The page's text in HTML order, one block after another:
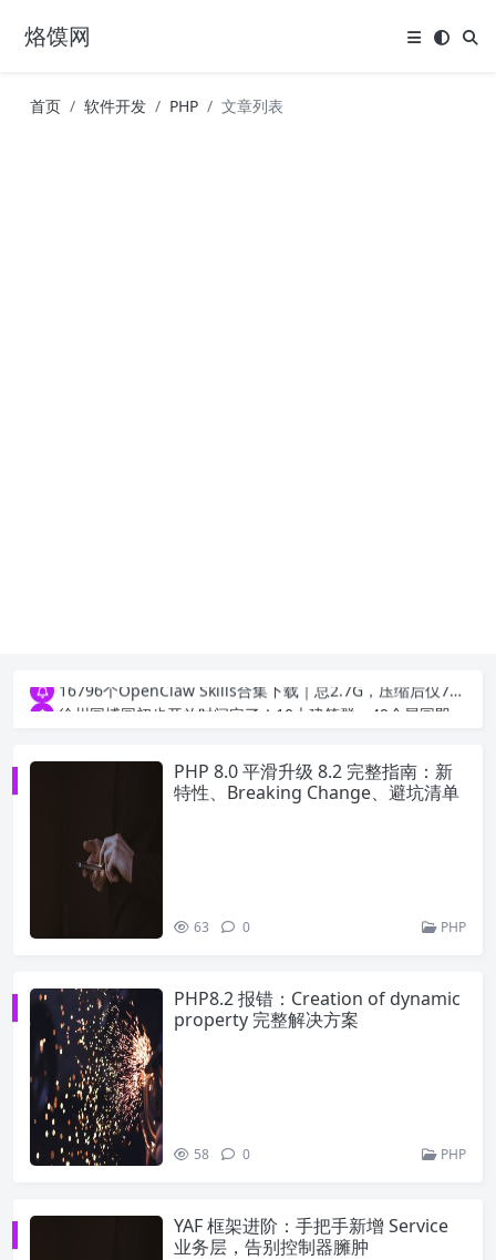
烙馍网
首页 软件开发 PHP 文章列表
徐州园博园初步开放时间定了！10大建筑群＋49个展园即将亮相！
PHP 8.0 平滑升级 8.2 完整指南：新
特性、Breaking Change、避坑清单
63 0 PHP
PHP8.2 报错：Creation of dynamic
property 完整解决方案
58 0 PHP
YAF 框架进阶：手把手新增 Service
业务层，告别控制器臃肿